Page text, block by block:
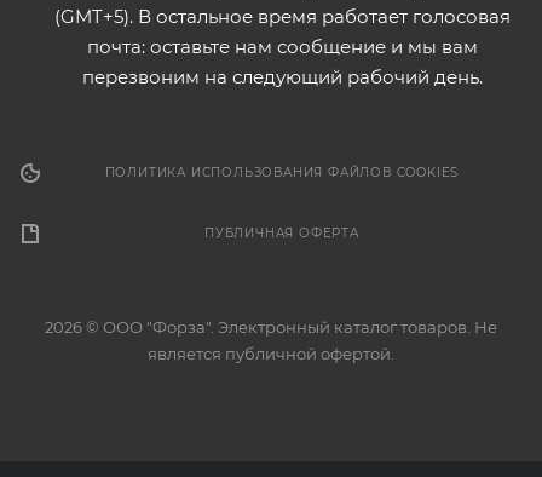
(GMT+5). В остальное время работает голосовая
почта: оставьте нам сообщение и мы вам
перезвоним на следующий рабочий день.
ПОЛИТИКА ИСПОЛЬЗОВАНИЯ ФАЙЛОВ COOKIES
ПУБЛИЧНАЯ ОФЕРТА
2026 © ООО "Форза". Электронный каталог товаров. Не
является публичной офертой.